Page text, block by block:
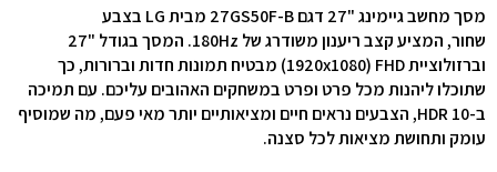
מסך מחשב גיימינג "27 דגם 27GS50F-B מבית LG בצבע
שחור, המציע קצב ריענון משודרג של 180Hz. המסך בגודל "27
וברזולוציית FHD ‏(1920x1080) מבטיח תמונות חדות וברורות, כך
שתוכלו ליהנות מכל פרט ופרט במשחקים האהובים עליכם. עם תמיכה
ב-HDR 10, הצבעים נראים חיים ומציאותיים יותר מאי פעם, מה שמוסיף
עומק ותחושת מציאות לכל סצנה.